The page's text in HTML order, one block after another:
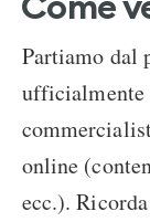
Partiamo dal
online
ecc.).